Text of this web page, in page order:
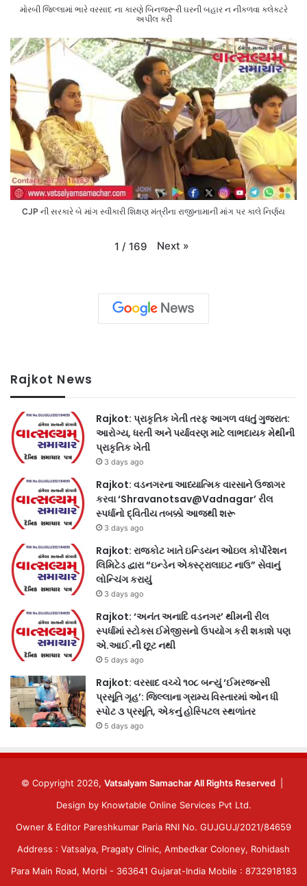
મોરબી જિલ્લામાં ભારે વરસાદ ના કારણે બિનજરૂરી ઘરની બહાર ન નીકળવા કલેક્ટરે
અપીલ કરી
CJP ની સરકારે બે માંગ સ્વીકારી શિક્ષણ મંત્રીના રાજીનામાની માંગ પર કાલે નિર્ણય
1 / 169 Next »
Rajkot News
Rajkot: પ્રાકૃતિક ખેતી તરફ આગળ વધતું ગુજરાત:
આરોગ્ય, ધરતી અને પર્યાવરણ માટે લાભદાયક મેથીની
પ્રાકૃતિક ખેતી
3 days ago
Rajkot: વડનગરના આધ્યાત્મિક વારસાને ઉજાગર
કરવા ‘Shravanotsav@Vadnagar’ રીલ
સ્પર્ધાનો દ્વિતીય તબક્કો આજથી શરૂ
3 days ago
Rajkot: રાજકોટ ખાતે ઇન્ડિયન ઓઇલ કોર્પોરેશન
લિમિટેડ દ્વારા “ઇન્ડેન એક્સ્ટ્રાલાઇટ નાઉ” સેવાનું
લોન્ચિંગ કરાયું
3 days ago
Rajkot: ‘અનંત અનાદિ વડનગર’ થીમની રીલ
સ્પર્ધામાં સ્ટોક્સ ઈમેજીસનો ઉપયોગ કરી શકાશે પણ
એ.આઈ.ની છૂટ નથી
5 days ago
Rajkot: વરસાદ વચ્ચે ૧૦૮ બન્યું ‘ઈમરજન્સી
પ્રસૂતિ ગૃહ’: જિલ્લાના ગ્રામ્ય વિસ્તારમાં ઓન ધી
સ્પોટ ૩ પ્રસૂતિ, એકનું હોસ્પિટલ સ્થળાંતર
5 days ago
© Copyright 2026, Vatsalyam Samachar All Rights Reserved
Design by Knowtable Online Services Pvt Ltd.
Owner & Editor Pareshkumar Paria RNI No. GUJGUJ/2021/84659
Address : Vatsalya, Pragaty Clinic, Ambedkar Coloney, Rohidash
Para Main Road, Morbi - 363641 Gujarat-India Mobile : 8732918183